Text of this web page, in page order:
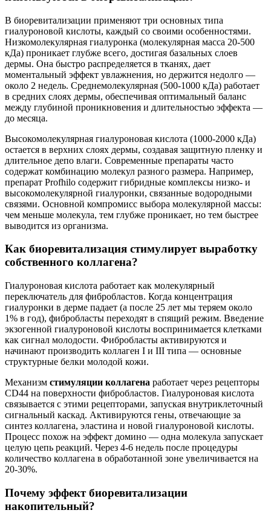
В биоревитализации применяют три основных типа
гиалуроновой кислоты, каждый со своими особенностями.
Низкомолекулярная гиалуронка (молекулярная масса 20-500
кДа) проникает глубже всего, достигая базальных слоев
дермы. Она быстро распределяется в тканях, дает
моментальный эффект увлажнения, но держится недолго —
около 2 недель. Среднемолекулярная (500-1000 кДа) работает
в средних слоях дермы, обеспечивая оптимальный баланс
между глубиной проникновения и длительностью эффекта —
до месяца.
Высокомолекулярная гиалуроновая кислота (1000-2000 кДа)
остается в верхних слоях дермы, создавая защитную пленку и
длительное депо влаги. Современные препараты часто
содержат комбинацию молекул разного размера. Например,
препарат Profhilo содержит гибридные комплексы низко- и
высокомолекулярной гиалуронки, связанные водородными
связями. Основной компромисс выбора молекулярной массы:
чем меньше молекула, тем глубже проникает, но тем быстрее
выводится из организма.
Как биоревитализация стимулирует выработку
собственного коллагена?
Гиалуроновая кислота работает как молекулярный
переключатель для фибробластов. Когда концентрация
гиалуронки в дерме падает (а после 25 лет мы теряем около
1% в год), фибробласты переходят в спящий режим. Введение
экзогенной гиалуроновой кислоты воспринимается клетками
как сигнал молодости. Фибробласты активируются и
начинают производить коллаген I и III типа — основные
структурные белки молодой кожи.
Механизм стимуляции коллагена работает через рецепторы
CD44 на поверхности фибробластов. Гиалуроновая кислота
связывается с этими рецепторами, запуская внутриклеточный
сигнальный каскад. Активируются гены, отвечающие за
синтез коллагена, эластина и новой гиалуроновой кислоты.
Процесс похож на эффект домино — одна молекула запускает
целую цепь реакций. Через 4-6 недель после процедуры
количество коллагена в обработанной зоне увеличивается на
20-30%.
Почему эффект биоревитализации
накопительный?